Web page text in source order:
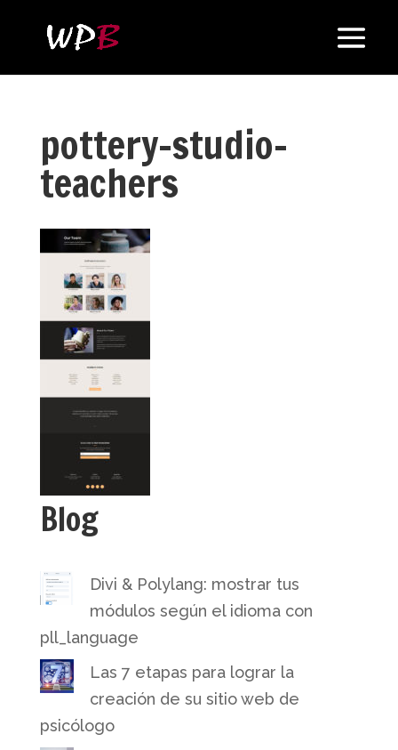
pottery-studio-
teachers
Blog
Divi & Polylang: mostrar tus
módulos según el idioma con
pll_language
Las 7 etapas para lograr la
creación de su sitio web de
psicólogo